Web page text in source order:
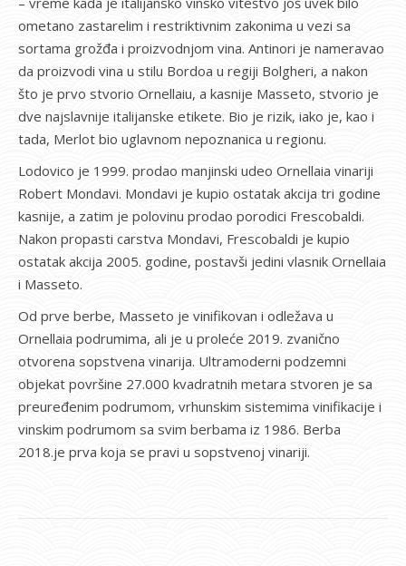
ometano zastarelim i restriktivnim zakonima u vezi sa
sortama grožđa i proizvodnjom vina. Antinori je nameravao
da proizvodi vina u stilu Bordoa u regiji Bolgheri, a nakon
što je prvo stvorio Ornellaiu, a kasnije Masseto, stvorio je
dve najslavnije italijanske etikete. Bio je rizik, iako je, kao i
tada, Merlot bio uglavnom nepoznanica u regionu.
Lodovico je 1999. prodao manjinski udeo Ornellaia vinariji
Robert Mondavi. Mondavi je kupio ostatak akcija tri godine
kasnije, a zatim je polovinu prodao porodici Frescobaldi.
Nakon propasti carstva Mondavi, Frescobaldi je kupio
ostatak akcija 2005. godine, postavši jedini vlasnik Ornellaia
i Masseto.
Od prve berbe, Masseto je vinifikovan i odležava u
Ornellaia podrumima, ali je u proleće 2019. zvanično
otvorena sopstvena vinarija. Ultramoderni podzemni
objekat površine 27.000 kvadratnih metara stvoren je sa
preuređenim podrumom, vrhunskim sistemima vinifikacije i
vinskim podrumom sa svim berbama iz 1986. Berba
2018.je prva koja se pravi u sopstvenoj vinariji.